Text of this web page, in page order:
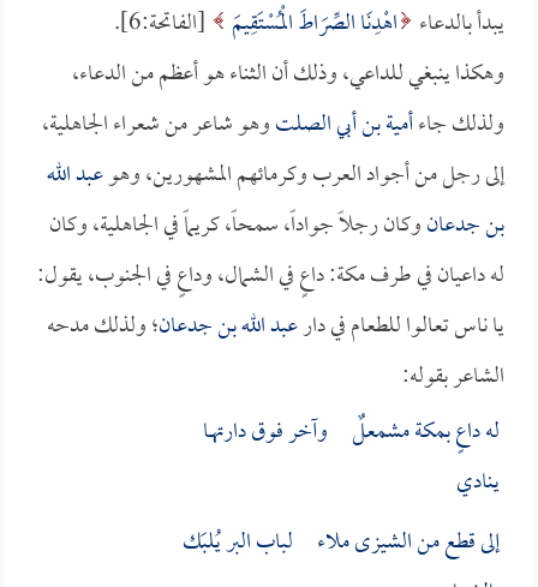
يبدأ بالدعاء اهْدِنَا الصِّرَاطَ الْمُسْتَقِيمَ
[الفاتحة:6].
وهكذا ينبغي للداعي، وذلك أن الثناء هو أعظم من الدعاء،
ولذلك جاءأمية بن أبي الصلتوهو شاعر من شعراء الجاهلية،
إلى رجل من أجواد العرب وكرمائهم المشهورين، وهوعبد الله
بن جدعانوكان رجلاً جواداً، سمحاً، كريماً في الجاهلية، وكان
له داعيان في طرف مكة: داعٍ في الشمال، وداعٍ في الجنوب، يقول:
يا ناس تعالوا للطعام في دارعبد الله بن جدعان؛ ولذلك مدحه
الشاعر بقوله:
له داعٍ بمكة مشمعلٌ وآخر فوق دارتهــا
ينادي
إلى قطع من الشيزى ملاء لباب البر يُلبَك